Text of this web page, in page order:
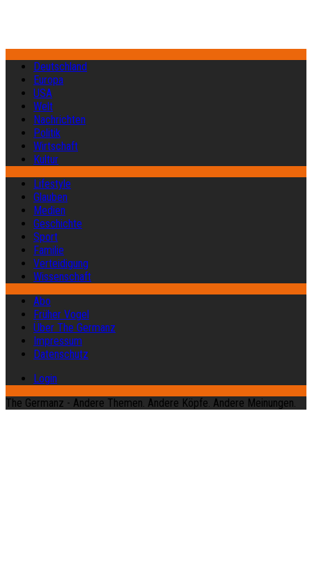
Deutschland
Europa
USA
Welt
Nachrichten
Politik
Wirtschaft
Kultur
Lifestyle
Glauben
Medien
Geschichte
Sport
Familie
Verteidigung
Wissenschaft
Abo
Früher Vogel
Über The Germanz
Impressum
Datenschutz
Login
The Germanz - Andere Themen. Andere Köpfe. Andere Meinungen.